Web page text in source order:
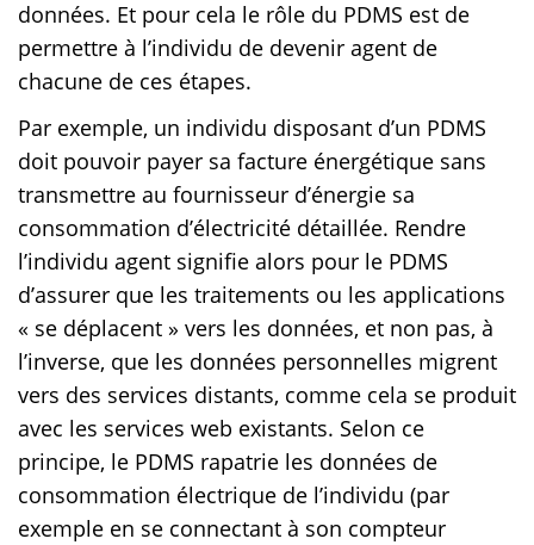
données. Et pour cela le rôle du PDMS est de
permettre à l’individu de devenir agent de
chacune de ces étapes.
Par exemple, un individu disposant d’un PDMS
doit pouvoir payer sa facture énergétique sans
transmettre au fournisseur d’énergie sa
consommation d’électricité détaillée. Rendre
l’individu agent signifie alors pour le PDMS
d’assurer que les traitements ou les applications
« se déplacent » vers les données, et non pas, à
l’inverse, que les données personnelles migrent
vers des services distants, comme cela se produit
avec les services web existants. Selon ce
principe, le PDMS rapatrie les données de
consommation électrique de l’individu (par
exemple en se connectant à son compteur